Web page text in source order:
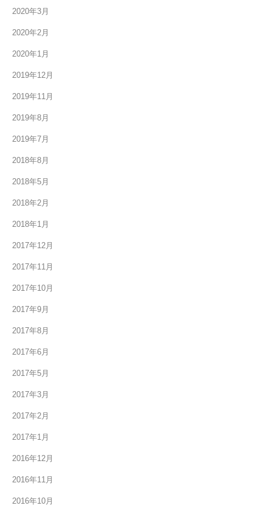
2020年3月
2020年2月
2020年1月
2019年12月
2019年11月
2019年8月
2019年7月
2018年8月
2018年5月
2018年2月
2018年1月
2017年12月
2017年11月
2017年10月
2017年9月
2017年8月
2017年6月
2017年5月
2017年3月
2017年2月
2017年1月
2016年12月
2016年11月
2016年10月